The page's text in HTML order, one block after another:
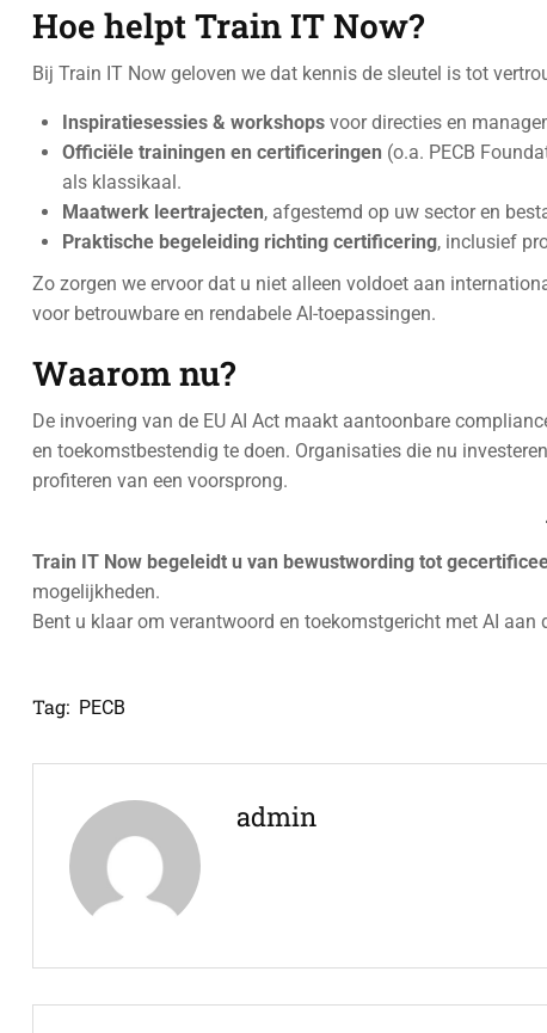
Hoe helpt Train IT Now?
Bij Train IT Now geloven we dat kennis de sleutel is tot
Inspiratiesessies & workshops voor directies en
Officiële trainingen en certificeringen (o.a. PECB
als klassikaal.
Maatwerk leertrajecten, afgestemd op uw sector en
Praktische begeleiding richting certificering, inclusief
Zo zorgen we ervoor dat u niet alleen voldoet aan
voor betrouwbare en rendabele AI-toepassingen.
Waarom nu?
De invoering van de EU AI Act maakt aantoonbare
en toekomstbestendig te doen. Organisaties die nu
profiteren van een voorsprong.
Train IT Now begeleidt u van bewustwording tot
mogelijkheden.
Bent u klaar om verantwoord en toekomstgericht met AI aan
Tag: PECB
admin